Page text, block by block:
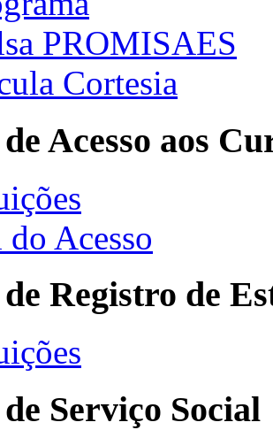
PROMISAES
Cortesia
Acesso aos
Acesso
Registro de
Serviço Social